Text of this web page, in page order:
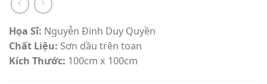
Họa Sĩ: Nguyễn Đinh Duy Quyền
Chất Liệu: Sơn dầu trên toan
Kích Thước: 100cm x 100cm